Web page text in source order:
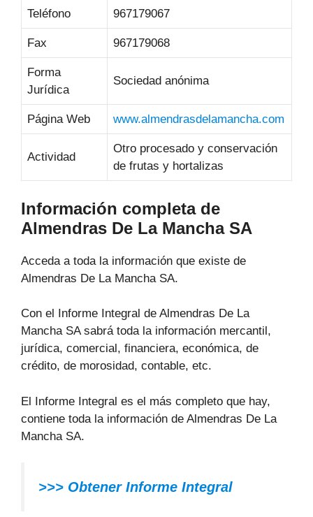
Teléfono 967179067
Fax 967179068
Forma
Jurídica
Sociedad anónima
Página Web www.almendrasdelamancha.com
Actividad
Otro procesado y conservación
de frutas y hortalizas
Información completa de
Almendras De La Mancha SA
Acceda a toda la información que existe de
Almendras De La Mancha SA.
Con el Informe Integral de Almendras De La
Mancha SA sabrá toda la información mercantil,
jurídica, comercial, financiera, económica, de
crédito, de morosidad, contable, etc.
El Informe Integral es el más completo que hay,
contiene toda la información de Almendras De La
Mancha SA.
>>> Obtener Informe Integral